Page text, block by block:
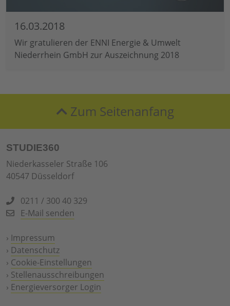
16.03.2018
Wir gratulieren der ENNI Energie & Umwelt
Niederrhein GmbH zur Auszeichnung 2018
Zum Seitenanfang
STUDIE360
Niederkasseler Straße 106
40547 Düsseldorf
0211 / 300 40 329
E-Mail senden
› Impressum
› Datenschutz
› Cookie-Einstellungen
› Stellenausschreibungen
› Energieversorger Login